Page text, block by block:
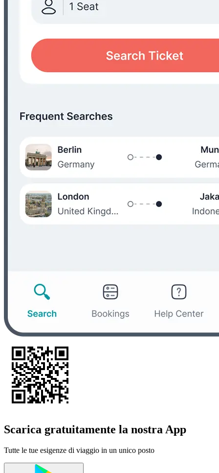
Scarica gratuitamente la nostra App
Tutte le tue esigenze di viaggio in un unico posto